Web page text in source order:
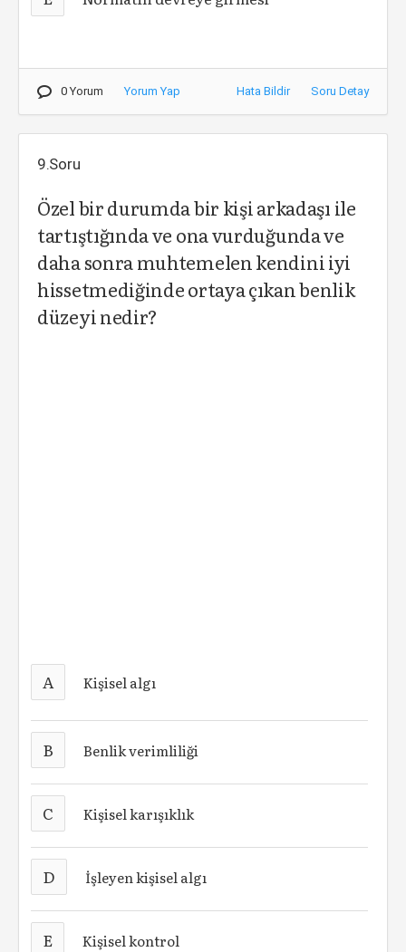
0 Yorum Yorum Yap Hata Bildir Soru Detay
9.Soru
Özel bir durumda bir kişi arkadaşı ile
tartıştığında ve ona vurduğunda ve
daha sonra muhtemelen kendini iyi
hissetmediğinde ortaya çıkan benlik
düzeyi nedir?
A Kişisel algı
B Benlik verimliliği
C Kişisel karışıklık
D İşleyen kişisel algı
E Kişisel kontrol